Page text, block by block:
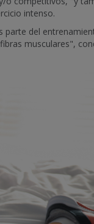
intenso.
parte del
musculares",